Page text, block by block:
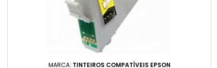
MARCA: TINTEIROS COMPATÍVEIS EPSON